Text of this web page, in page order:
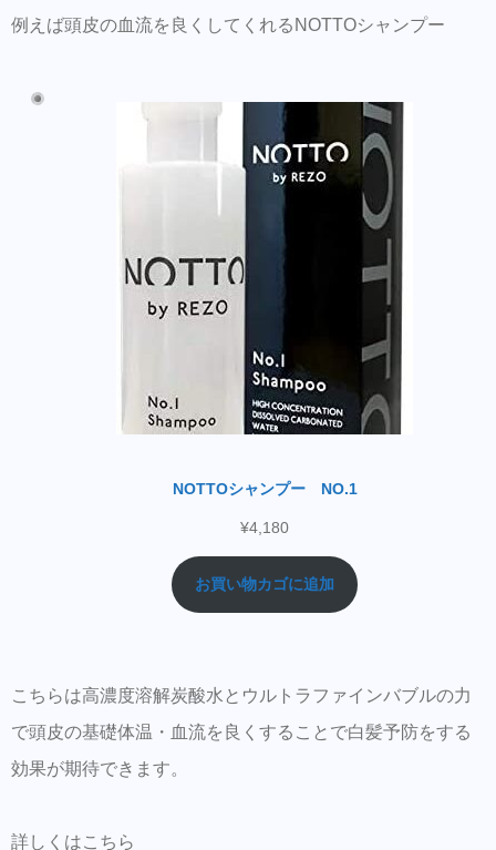
例えば頭皮の血流を良くしてくれるNOTTOシャンプー
NOTTOシャンプー NO.1
¥4,180
お買い物カゴに追加
こちらは高濃度溶解炭酸水とウルトラファインバブルの力
で頭皮の基礎体温・血流を良くすることで白髪予防をする
効果が期待できます。
詳しくはこちら